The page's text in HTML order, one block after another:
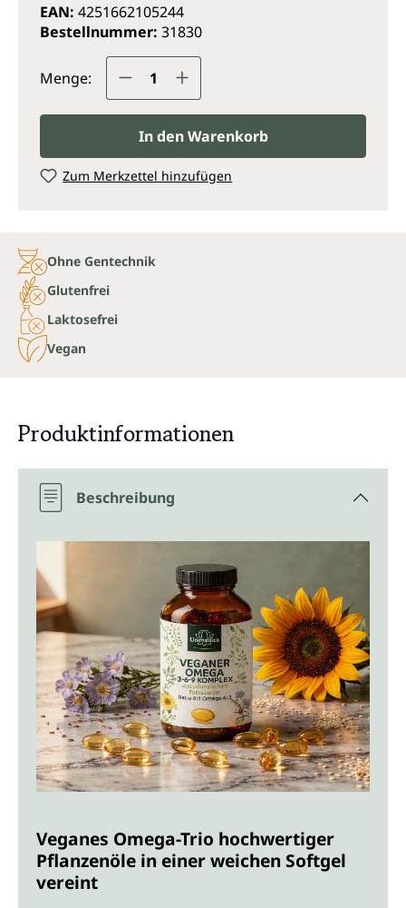
EAN: 4251662105244
Bestellnummer: 31830
Menge: Produkt Anzahl: Gib den
In den Warenkorb
Zum Merkzettel hinzufügen
Ohne Gentechnik
Glutenfrei
Laktosefrei
Vegan
Produktinformationen
Beschreibung
Veganes Omega-Trio hochwertiger
Pflanzenöle in einer weichen Softgel
vereint